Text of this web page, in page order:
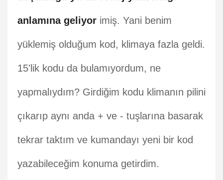
anlamına geliyor imiş. Yani benim
yüklemiş olduğum kod, klimaya fazla geldi.
15'lik kodu da bulamıyordum, ne
yapmalıydım? Girdiğim kodu klimanın pilini
çıkarıp aynı anda + ve - tuşlarına basarak
tekrar taktım ve kumandayı yeni bir kod
yazabileceğim konuma getirdim.